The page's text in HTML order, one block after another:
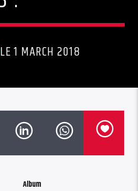
LE 1 MARCH 2018
Album